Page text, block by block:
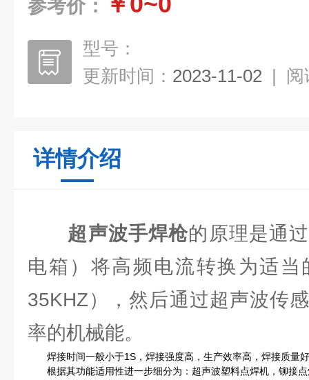
参考价：
型号：
更新时间： 2023-11-02 | 阅
详情介绍
超声波手焊枪的原理是通
电箱）将高频电流转换为适
35KHZ），然后通过超声波传
率的机械能。
焊接时间一般小于1S，焊接强度高，生产效率高，焊接质量
根据其功能适用性进一步细分为：超声波塑料点焊机，铆接点